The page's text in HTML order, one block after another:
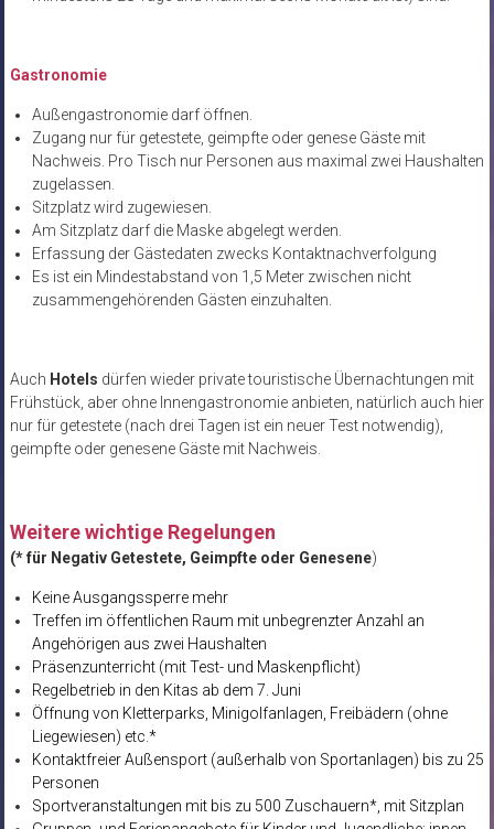
Gastronomie
Außengastronomie darf öffnen.
Zugang nur für getestete, geimpfte oder genese Gäste mit
Nachweis. Pro Tisch nur Personen aus maximal zwei Haushalten
zugelassen.
Sitzplatz wird zugewiesen.
Am Sitzplatz darf die Maske abgelegt werden.
Erfassung der Gästedaten zwecks Kontaktnachverfolgung
Es ist ein Mindestabstand von 1,5 Meter zwischen nicht
zusammengehörenden Gästen einzuhalten.
Auch Hotels dürfen wieder private touristische Übernachtungen mit
Frühstück, aber ohne Innengastronomie anbieten, natürlich auch hier
nur für getestete (nach drei Tagen ist ein neuer Test notwendig),
geimpfte oder genesene Gäste mit Nachweis.
Weitere wichtige Regelungen
(* für Negativ Getestete, Geimpfte oder Genesene)
Keine Ausgangssperre mehr
Treffen im öffentlichen Raum mit unbegrenzter Anzahl an
Angehörigen aus zwei Haushalten
Präsenzunterricht (mit Test- und Maskenpflicht)
Regelbetrieb in den Kitas ab dem 7. Juni
Öffnung von Kletterparks, Minigolfanlagen, Freibädern (ohne
Liegewiesen) etc.*
Kontaktfreier Außensport (außerhalb von Sportanlagen) bis zu 25
Personen
Sportveranstaltungen mit bis zu 500 Zuschauern*, mit Sitzplan